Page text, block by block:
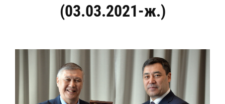
(03.03.2021-ж.)